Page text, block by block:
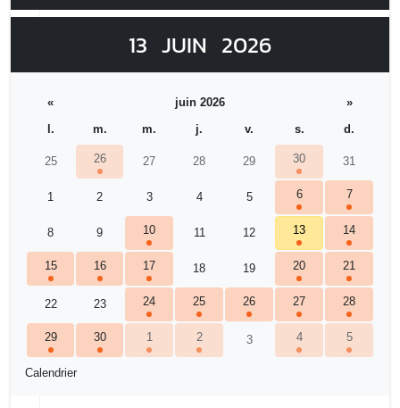
13 JUIN 2026
Calendrier
« juin 2026
»
l.
m. m. j. v. s. d.
25 26 27 28 29 30 31
1 2 3 4 5 6 7
8 9 10 11 12 13 14
15 16 17 18 19 20 21
22 23 24 25 26 27 28
29 30 1 2 3 4 5